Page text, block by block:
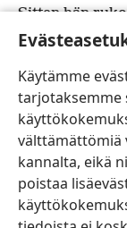
Käytämme
tarjotaksemme
välttämättömiä
kannalta, eikä
poistaa
Sitten hän
maa tuotti
toinen saa
olla varmoja
kääntymään
hänet
*
Edellinen